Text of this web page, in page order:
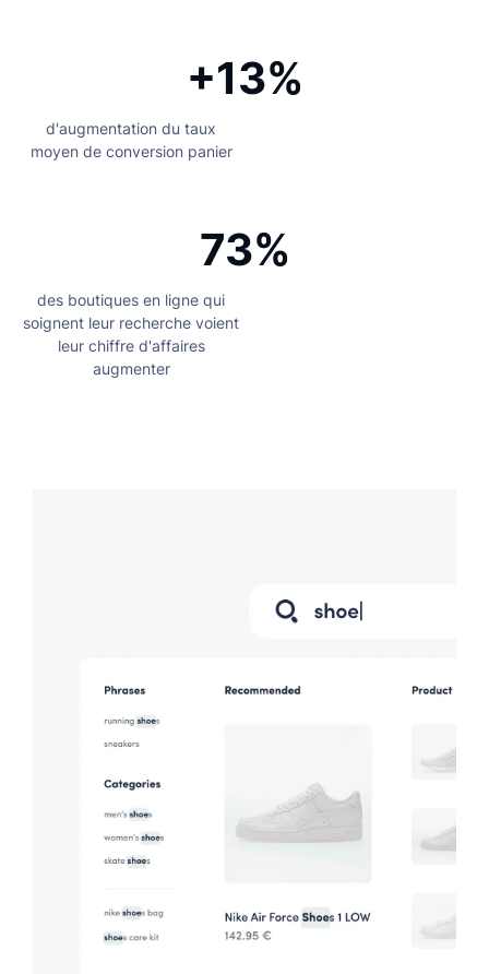
+13%
d'augmentation du taux
moyen de conversion panier
73%
des boutiques en ligne qui
soignent leur recherche voient
leur chiffre d'affaires
augmenter